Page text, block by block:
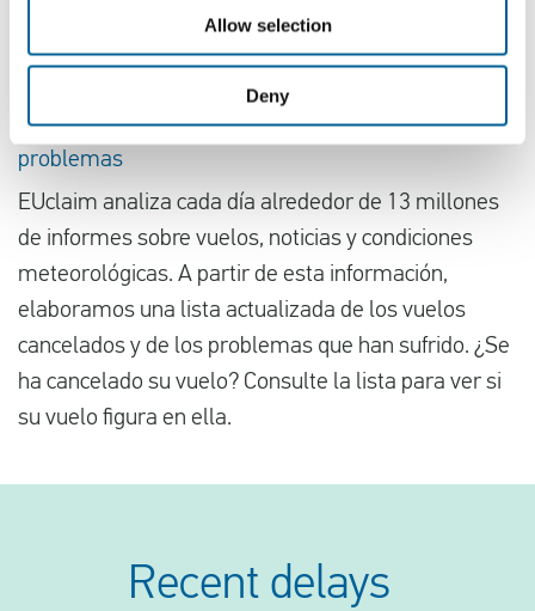
Allow selection
Deny
Vuelos recientes con SWISS que han experimentado
problemas
EUclaim analiza cada día alrededor de 13 millones
de informes sobre vuelos, noticias y condiciones
meteorológicas. A partir de esta información,
elaboramos una lista actualizada de los vuelos
cancelados y de los problemas que han sufrido. ¿Se
ha cancelado su vuelo? Consulte la lista para ver si
su vuelo figura en ella.
Recent delays